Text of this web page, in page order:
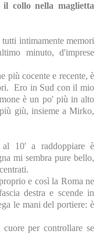
il collo nella maglietta
intimamente memori
minuto, d'imprese
più cocente e recente, è
Ero in Sud con il mio
è un po' più in alto
giù, insieme a Mirko,
10' a raddoppiare è
mi sembra pure bello,
e così la Roma ne
destra e scende in
le mani del portiere: è
per controllare se